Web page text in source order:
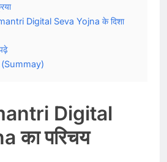
Digital Seva Yojna के दिशा
(Summay)
Digital
का परिचय